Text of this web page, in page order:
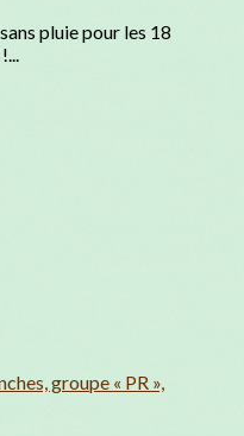
pluie pour les 18